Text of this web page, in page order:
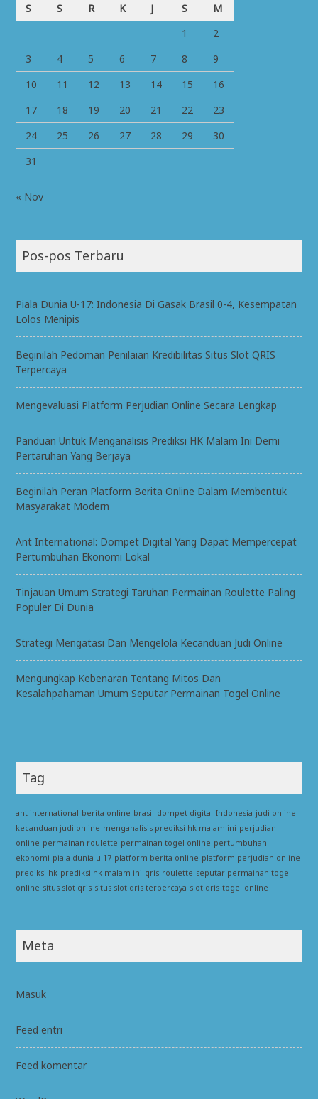
S
S R K J S
M
1
2
3
4 5 6 7 8
9
10
11 12 13 14 15
16
17
18 19 20 21 22
23
24
25 26 27 28 29
30
31
« Nov
Pos-pos Terbaru
Piala Dunia U-17: Indonesia Di Gasak Brasil 0-4, Kesempatan
Lolos Menipis
Beginilah Pedoman Penilaian Kredibilitas Situs Slot QRIS
Terpercaya
Mengevaluasi Platform Perjudian Online Secara Lengkap
Panduan Untuk Menganalisis Prediksi HK Malam Ini Demi
Pertaruhan Yang Berjaya
Beginilah Peran Platform Berita Online Dalam Membentuk
Masyarakat Modern
Ant International: Dompet Digital Yang Dapat Mempercepat
Pertumbuhan Ekonomi Lokal
Tinjauan Umum Strategi Taruhan Permainan Roulette Paling
Populer Di Dunia
Strategi Mengatasi Dan Mengelola Kecanduan Judi Online
Mengungkap Kebenaran Tentang Mitos Dan
Kesalahpahaman Umum Seputar Permainan Togel Online
Tag
ant international berita online brasil dompet digital Indonesia judi online
kecanduan judi online menganalisis prediksi hk malam ini perjudian
online permainan roulette permainan togel online pertumbuhan
ekonomi piala dunia u-17 platform berita online platform perjudian online
prediksi hk prediksi hk malam ini qris roulette seputar permainan togel
online situs slot qris situs slot qris terpercaya slot qris togel online
Meta
Masuk
Feed entri
Feed komentar